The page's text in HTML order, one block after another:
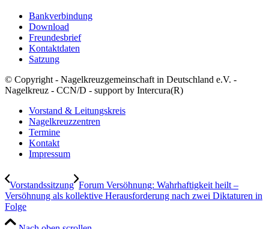
Bankverbindung
Download
Freundesbrief
Kontaktdaten
Satzung
© Copyright - Nagelkreuzgemeinschaft in Deutschland e.V. -
Nagelkreuz - CCN/D - support by Intercura(R)
Vorstand & Leitungskreis
Nagelkreuzzentren
Termine
Kontakt
Impressum
Vorstandssitzung Forum Versöhnung: Wahrhaftigkeit heilt –
Versöhnung als kollektive Herausforderung nach zwei Diktaturen in
Folge